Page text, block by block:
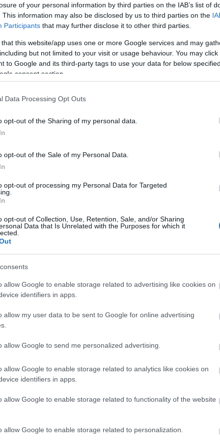
of your personal information by third parties on the IAB’s list of
This information may also be disclosed by us to third parties on the
Participants that may further disclose it to other third parties.
that this website/app uses one or more Google services and may
but not limited to your visit or usage behaviour. You may
to Google and its third-party tags to use your data for below
consent section.
Data Processing Opt Outs
opt-out of the Sharing of my personal data.
opt-out of the Sale of my Personal Data.
opt-out of processing my Personal Data for Targeted
opt-out of Collection, Use, Retention, Sale, and/or Sharing
Data that Is Unrelated with the Purposes for which it
allow Google to enable storage related to advertising like cookies on
identifiers in apps.
allow my user data to be sent to Google for online advertising
allow Google to send me personalized advertising.
allow Google to enable storage related to analytics like cookies on
identifiers in apps.
allow Google to enable storage related to functionality of the website
allow Google to enable storage related to personalization.
επιτήρηση
η κ. Αγαπηδάκη διευκρίνισε για μια
είναι κατάλληλο για ανθρώπινη χρήση,
να το χρησιμοποιήσουμε για να πιούμε,
να παρασκευάσουμε ποτά, να
των τελευταίων
αυτά:
για ανθρώπινη χρήση. Μπορεί
ή άλλες εργασίες, αλλά για ανθρώπινη
νερό στους 100 βαθμούς
είναι το νερό στους Δήμους:
Μουζακίου, Λάρισας, Ελασσώνας,
και Μετεώρων (εφόσον παρέχεται από
Πηλίου, Παλαμά, Σοφάδων,
Κιλελέρ, Πύλης και Φαρκαδόνας.
08:59
08:46
08:42
08:02
07:36